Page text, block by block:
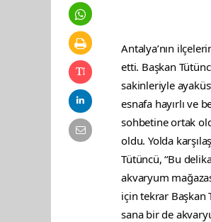
Antalya’nın
etti. Başkan
sakinleriyle
esnafa hayırlı ve
sohbetine ortak
oldu. Yolda
Tütüncü, “Bu
akvaryum
için tekrar Başkan
sana bir de